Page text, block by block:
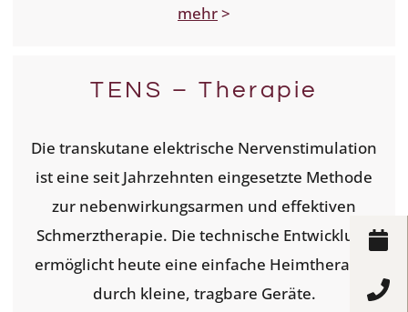
mehr>
TENS – Therapie
Die transkutane elektrische Nervenstimulation
ist eine seit Jahrzehnten eingesetzte Methode
zur nebenwirkungsarmen und effektiven
Schmerztherapie. Die technische Entwicklung
ermöglicht heute eine einfache Heimtherapie
durch kleine, tragbare Geräte.